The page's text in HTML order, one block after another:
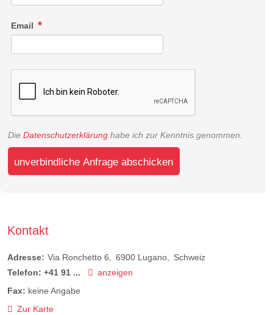
Email
Die Datenschutzerklärung habe ich zur Kenntnis genommen.
unverbindliche Anfrage abschicken
Kontakt
Adresse: Via Ronchetto 6 6900 Lugano
Schweiz
Telefon: +41 91 ...
anzeigen
Fax: keine Angabe
Zur Karte